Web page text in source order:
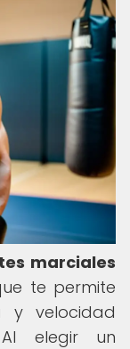
marciales
te permite
y velocidad
elegir un